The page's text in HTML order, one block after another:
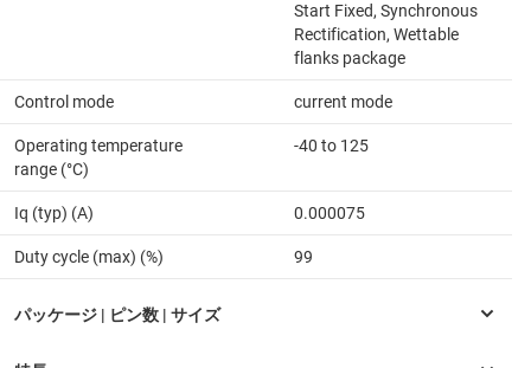
Start Fixed, Synchronous
Rectification, Wettable
flanks package
Control mode current mode
Operating temperature
range (°C)
-40 to 125
Iq (typ) (A) 0.000075
Duty cycle (max) (%) 99